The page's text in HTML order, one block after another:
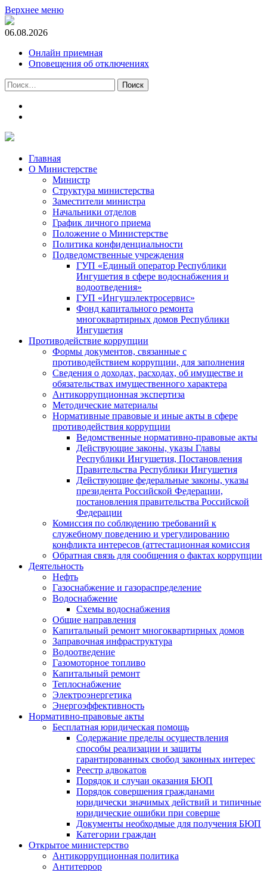
Верхнее меню
06.08.2026
Онлайн приемная
Оповещения об отключениях
Найти:
Главная
О Министерстве
Министр
Cтруктура министерства
Заместители министра
Начальники отделов
График личного приема
Положение о Министерстве
Политика конфиденциальности
Подведомственные учреждения
ГУП «Единый оператор Республики
Ингушетия в сфере водоснабжения и
водоотведения»
ГУП «Ингушэлектросервис»
Фонд капитального ремонта
многоквартирных домов Республики
Ингушетия
Противодействие коррупции
Формы документов, связанные с
противодействием коррупции, для заполнения
Сведения о доходах, расходах, об имуществе и
обязательствах имущественного характера
Антикоррупционная экспертиза
Методические материалы
Нормативные правовые и иные акты в сфере
противодействия коррупции
Ведомственные нормативно-правовые акты
Действующие законы, указы Главы
Республики Ингушетия, Постановления
Правительства Республики Ингушетия
Действующие федеральные законы, указы
президента Российской Федерации,
постановления правительства Российской
Федерации
Комиссия по соблюдению требований к
служебному поведению и урегулированию
конфликта интересов (аттестационная комиссия
Обратная связь для сообщения о фактах коррупции
Деятельность
Нефть
Газоснабжение и газораспределение
Водоснабжение
Схемы водоснабжения
Общие направления
Капитальный ремонт многоквартирных домов
Заправочная инфраструктура
Водоотведение
Газомоторное топливо
Капитальный ремонт
Теплоснабжение
Электроэнергетика
Энергоэффективность
Нормативно-правовые акты
Бесплатная юридическая помощь
Содержание пределы осуществления
способы реализации и защиты
гарантированных свобод законных интерес
Реестр адвокатов
Порядок и случаи оказания БЮП
Порядок совершения гражданами
юридически значимых действий и типичные
юридические ошибки при соверше
Документы необходмые для получения БЮП
Категории граждан
Открытое министерство
Антикоррупционная политика
Антитеррор